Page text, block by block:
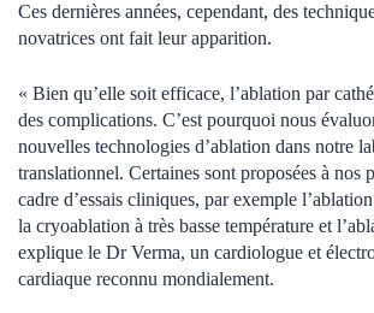
Ces dernières années, cependant, des
novatrices ont fait leur apparition.
« Bien qu’elle soit efficace, l’ablation par
des complications. C’est pourquoi nous
nouvelles technologies d’ablation dans notre
translationnel. Certaines sont proposées à nos
cadre d’essais cliniques, par exemple
la cryoablation à très basse température et
explique le Dr Verma, un cardiologue et
cardiaque reconnu mondialement.